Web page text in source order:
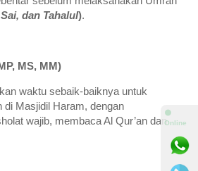
dan Tahalul).
MS, MM)
waktu sebaik-baiknya untuk
di Masjidil Haram, dengan
wajib, membaca Al Qur’an dan
⚫
Online